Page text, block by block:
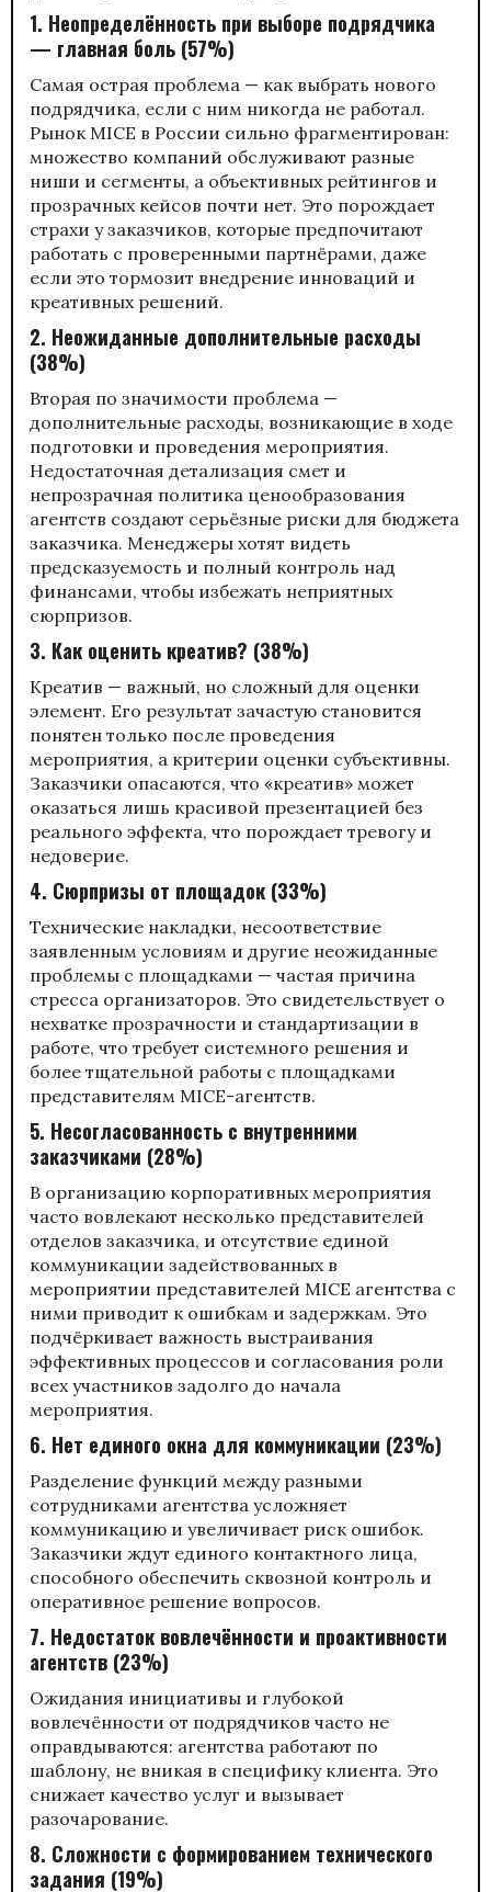
1. Неопределённость при выборе подрядчика
— главная боль (57%)
Самая острая проблема — как выбрать нового
подрядчика, если с ним никогда не работал.
Рынок MICE в России сильно фрагментирован:
множество компаний обслуживают разные
ниши и сегменты, а объективных рейтингов и
прозрачных кейсов почти нет. Это порождает
страхи у заказчиков, которые предпочитают
работать с проверенными партнёрами, даже
если это тормозит внедрение инноваций и
креативных решений.
2. Неожиданные дополнительные расходы
(38%)
Вторая по значимости проблема —
дополнительные расходы, возникающие в ходе
подготовки и проведения мероприятия.
Недостаточная детализация смет и
непрозрачная политика ценообразования
агентств создают серьёзные риски для бюджета
заказчика. Менеджеры хотят видеть
предсказуемость и полный контроль над
финансами, чтобы избежать неприятных
сюрпризов.
3. Как оценить креатив? (38%)
Креатив — важный, но сложный для оценки
элемент. Его результат зачастую становится
понятен только после проведения
мероприятия, а критерии оценки субъективны.
Заказчики опасаются, что «креатив» может
оказаться лишь красивой презентацией без
реального эффекта, что порождает тревогу и
недоверие.
4. Сюрпризы от площадок (33%)
Технические накладки, несоответствие
заявленным условиям и другие неожиданные
проблемы с площадками — частая причина
стресса организаторов. Это свидетельствует о
нехватке прозрачности и стандартизации в
работе, что требует системного решения и
более тщательной работы с площадками
представителям MICE-агентств.
5. Несогласованность с внутренними
заказчиками (28%)
В организацию корпоративных мероприятия
часто вовлекают несколько представителей
отделов заказчика, и отсутствие единой
коммуникации задействованных в
мероприятии представителей MICE агентства с
ними приводит к ошибкам и задержкам. Это
подчёркивает важность выстраивания
эффективных процессов и согласования роли
всех участников задолго до начала
мероприятия.
6. Нет единого окна для коммуникации (23%)
Разделение функций между разными
сотрудниками агентства усложняет
коммуникацию и увеличивает риск ошибок.
Заказчики ждут единого контактного лица,
способного обеспечить сквозной контроль и
оперативное решение вопросов.
7. Недостаток вовлечённости и проактивности
агентств (23%)
Ожидания инициативы и глубокой
вовлечённости от подрядчиков часто не
оправдываются: агентства работают по
шаблону, не вникая в специфику клиента. Это
снижает качество услуг и вызывает
разочарование.
8. Сложности с формированием технического
задания (19%)